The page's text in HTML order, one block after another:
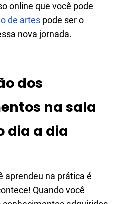
online que você pode
de artes pode ser o
nova jornada.
dos
na sala
dia a dia
aprendeu na prática é
Quando você